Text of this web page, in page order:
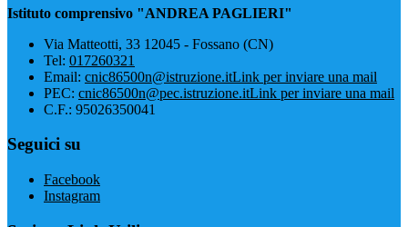
Istituto comprensivo "ANDREA PAGLIERI"
Via Matteotti, 33 12045 - Fossano (CN)
Tel: 017260321
Email: cnic86500n@istruzione.itLink per inviare una mail
PEC: cnic86500n@pec.istruzione.itLink per inviare una mail
C.F.: 95026350041
Seguici su
Facebook
Instagram